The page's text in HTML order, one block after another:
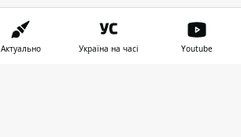
Актуально Україна на часі Youtube